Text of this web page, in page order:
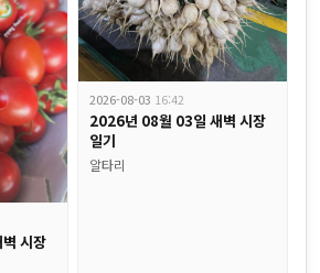
남는 법! 부산 식당 사장님들의 비밀병기 "비
시장
2026-08-03 16:42
2026년 08월 03일 새벽 시장
일기
알타리